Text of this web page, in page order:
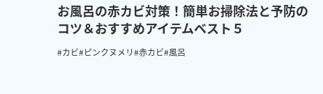
お風呂の赤カビ対策！簡単お掃除法と予防の
コツ＆おすすめアイテムベスト５
#カビ#ピンクヌメリ#赤カビ#風呂